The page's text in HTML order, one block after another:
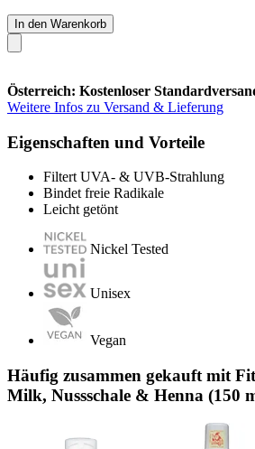
In den Warenkorb
Österreich: Kostenloser
Weitere Infos zu Versand & Lieferung
Eigenschaften und Vorteile
Filtert UVA- & UVB-Strahlung
Bindet freie Radikale
Leicht getönt
Nickel Tested
Unisex
Vegan
Häufig zusammen gekauft mit
Milk, Nussschale & Henna (150